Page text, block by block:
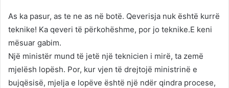
As ka pasur, as te ne as në botë. Qeverisja nuk është kurrë
teknike! Ka qeveri të përkohëshme, por jo teknike.E keni
mësuar gabim.
Një ministër mund të jetë një teknicien i mirë, ta zemë
mjelësh lopësh. Por, kur vjen të drejtojë ministrinë e
bujqësisë, mjelja e lopëve është një ndër qindra procese,